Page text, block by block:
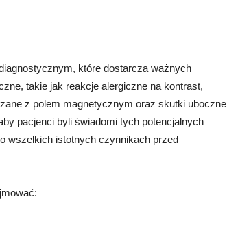
które dostarcza ważnych
takie jak reakcje alergiczne na kontrast,
z polem magnetycznym oraz skutki uboczne
pacjenci byli świadomi tych potencjalnych
wszelkich istotnych czynnikach przed